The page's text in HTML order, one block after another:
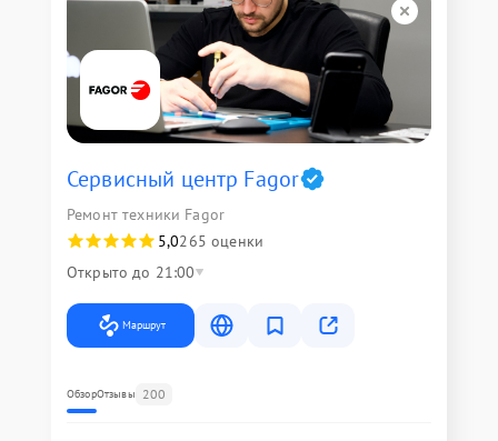
Сервисный центр Fagor
Ремонт техники Fagor
5,0265 оценки
Открыто до 21:00
Маршрут
ОбзорОтзывы 200